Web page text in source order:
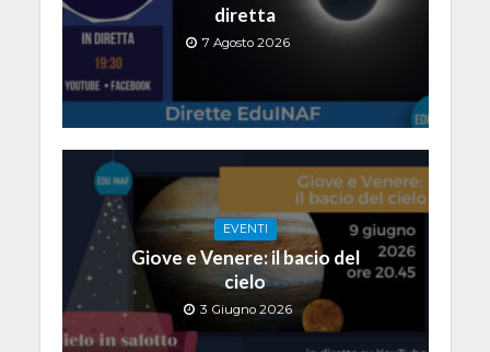
diretta
7 Agosto 2026
EVENTI
Giove e Venere: il bacio del
cielo
3 Giugno 2026